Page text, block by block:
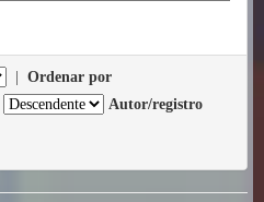
Ordenar por
Autor/registro